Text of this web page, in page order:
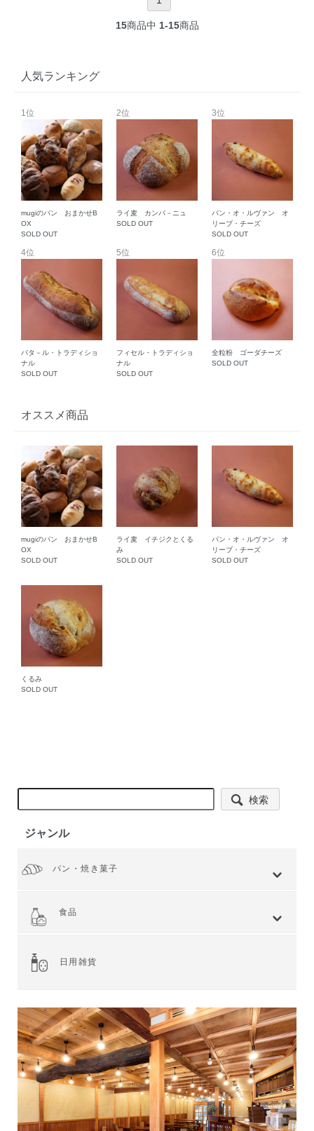
15商品中 1-15商品
人気ランキング
1位
mugiのパン おまかせB
OX
SOLD OUT
2位
ライ麦 カンパ－ニュ
SOLD OUT
3位
パン・オ・ルヴァン オ
リーブ・チーズ
SOLD OUT
4位
バタ－ル・トラディショ
ナル
SOLD OUT
5位
フィセル・トラディショ
ナル
SOLD OUT
6位
全粒粉 ゴーダチーズ
SOLD OUT
オススメ商品
mugiのパン おまかせB
OX
SOLD OUT
ライ麦 イチジクとくる
み
SOLD OUT
パン・オ・ルヴァン オ
リーブ・チーズ
SOLD OUT
くるみ
SOLD OUT
検索
ジャンル
パン・焼き菓子
食品
日用雑貨